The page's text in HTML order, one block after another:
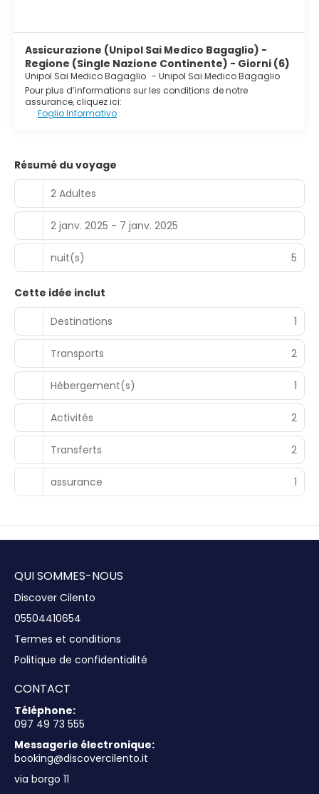
Assicurazione (Unipol Sai Medico Bagaglio) -
Regione (Single Nazione Continente) - Giorni (6)
Unipol Sai Medico Bagaglio - Unipol Sai Medico Bagaglio
Pour plus d’informations sur les conditions de notre
assurance, cliquez ici:
Foglio Informativo
Résumé du voyage
2 Adultes
2 janv. 2025 - 7 janv. 2025
nuit(s) 5
Cette idée inclut
Destinations
1
Transports 2
Hébergement(s) 1
Activités 2
Transferts 2
assurance 1
QUI SOMMES-NOUS
Discover Cilento
05504410654
Termes et conditions
Politique de confidentialité
CONTACT
Téléphone:
097 49 73 555
Messagerie électronique:
booking@discovercilento.it
via borgo 11